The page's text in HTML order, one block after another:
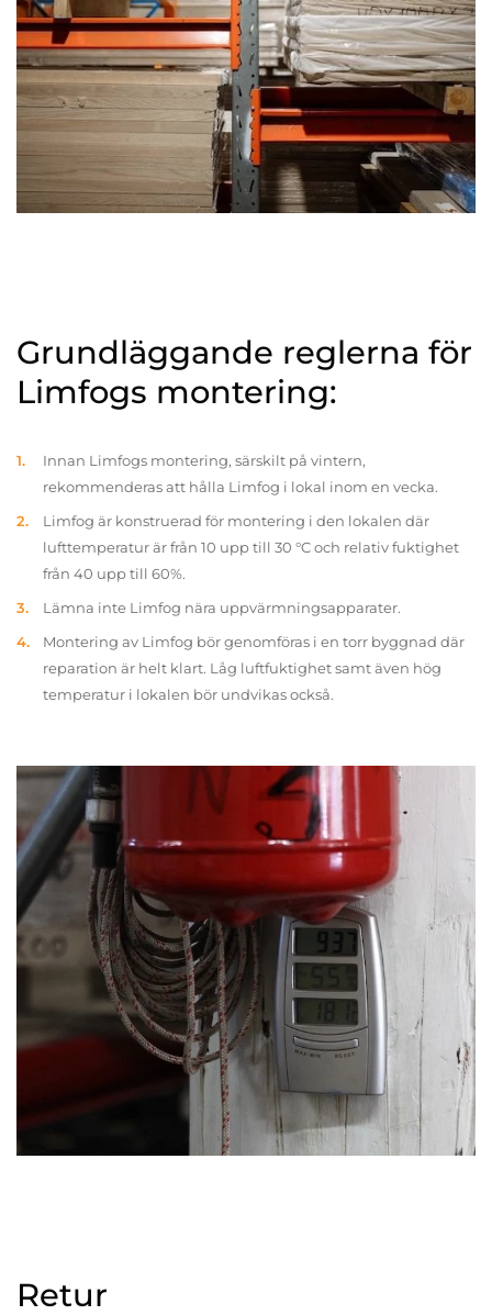
Grundläggande reglerna för
Limfogs montering:
Innan Limfogs montering, särskilt på vintern,
rekommenderas att hålla Limfog i lokal inom en vecka.
Limfog är konstruerad för montering i den lokalen där
lufttemperatur är från 10 upp till 30 °C och relativ fuktighet
från 40 upp till 60%.
Lämna inte Limfog nära uppvärmningsapparater.
Montering av Limfog bör genomföras i en torr byggnad där
reparation är helt klart. Låg luftfuktighet samt även hög
temperatur i lokalen bör undvikas också.
Retur